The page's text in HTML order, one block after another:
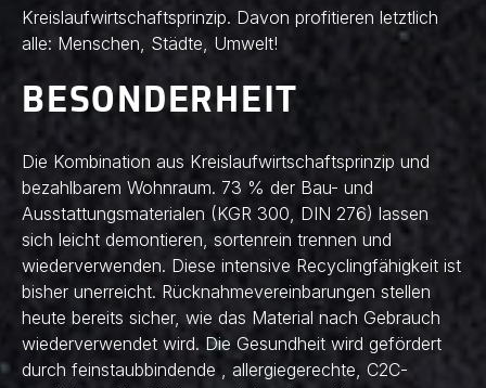
Kreislaufwirtschaftsprinzip. Davon profitieren letztlich
alle: Menschen, Städte, Umwelt!
BESONDERHEIT
Die Kombination aus Kreislaufwirtschaftsprinzip und
bezahlbarem Wohnraum. 73 % der Bau- und
Ausstattungsmaterialen (KGR 300, DIN 276) lassen
sich leicht demontieren, sortenrein trennen und
wiederverwenden. Diese intensive Recyclingfähigkeit ist
bisher unerreicht. Rücknahmevereinbarungen stellen
heute bereits sicher, wie das Material nach Gebrauch
wiederverwendet wird. Die Gesundheit wird gefördert
durch feinstaubbindende , allergiegerechte, C2C-